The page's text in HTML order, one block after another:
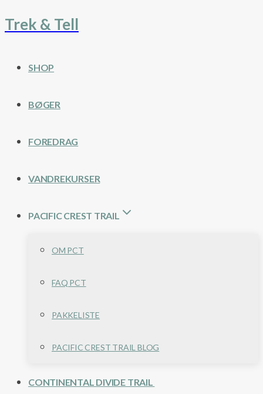
Fortsæt
Trek & Tell
SHOP
BØGER
FOREDRAG
VANDREKURSER
PACIFIC CREST TRAIL
OM PCT
FAQ PCT
PAKKELISTE
PACIFIC CREST TRAIL BLOG
CONTINENTAL DIVIDE TRAIL